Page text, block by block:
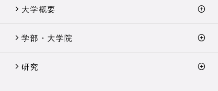
大学概要
学部・大学院
研究